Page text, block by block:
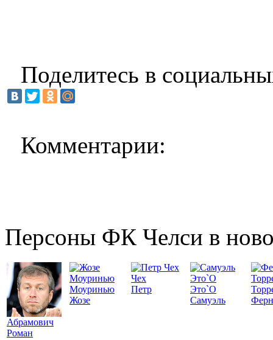
Поделитесь в
Комментарии:
Персоны ФК Челси в
Абрамович
Роман
Моуринью
Жозе
Чех
Петр
Это`О
Самуэль